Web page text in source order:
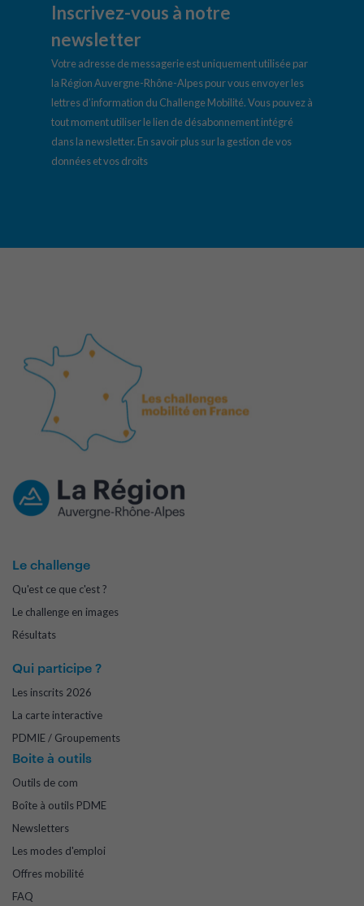
Inscrivez-vous à notre
newsletter
Votre adresse de messagerie est uniquement utilisée par
la Région Auvergne-Rhône-Alpes pour vous envoyer les
lettres d’information du Challenge Mobilité. Vous pouvez à
tout moment utiliser le lien de désabonnement intégré
dans la newsletter. En savoir plus sur la gestion de vos
données et vos droits
Le challenge
Qu'est ce que c'est ?
Le challenge en images
Résultats
Qui participe ?
Les inscrits 2026
La carte interactive
PDMIE / Groupements
Boite à outils
Outils de com
Boîte à outils PDME
Newsletters
Les modes d'emploi
Offres mobilité
FAQ